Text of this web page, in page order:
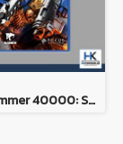
PS5- Warhammer 40000: Space Marine 2